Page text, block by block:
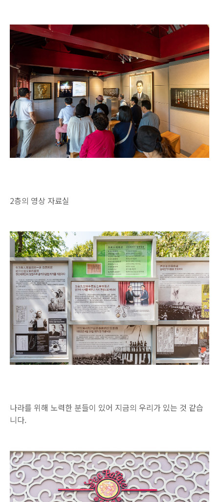
2층의 영상 자료실
나라를 위해 노력한 분들이 있어 지금의 우리가 있는 것 같습
니다.